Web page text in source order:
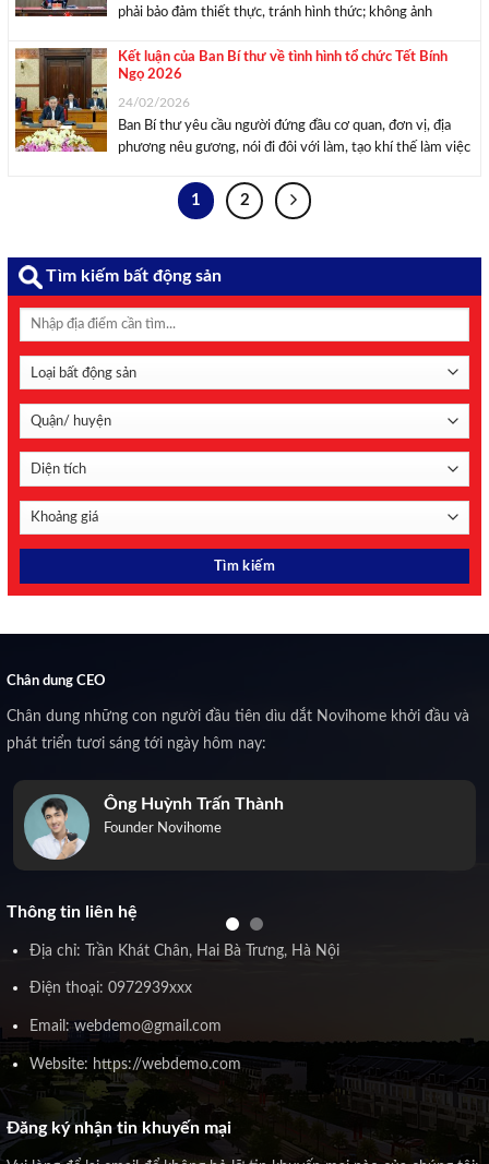
phải bảo đảm thiết thực, tránh hình thức; không ảnh
động bình thường của các tổ chức, đơn vị. Hội nghị công ...
Kết luận của Ban Bí thư về tình hình tổ chức Tết Bính
Ngọ 2026
24/02/2026
Ban Bí thư yêu cầu người đứng đầu cơ quan, đơn vị, địa
phương nêu gương, nói đi đôi với làm, tạo khí thế làm việc
nhiệm trực tiếp nếu xảy ra tình trạng ...
1 2
Tìm kiếm bất động sản
Chân dung CEO
Chân dung những con người đầu tiên dìu dắt Novihome khởi đầu và
phát triển tươi sáng tới ngày hôm nay:
Ông Huỳnh Trấn Thành
Founder Novihome
Thông tin liên hệ
Địa chỉ: Trần Khát Chân, Hai Bà Trưng, Hà Nội
Điện thoại: 0972939xxx
Email: webdemo@gmail.com
Website: https://webdemo.com
Đăng ký nhận tin khuyến mại